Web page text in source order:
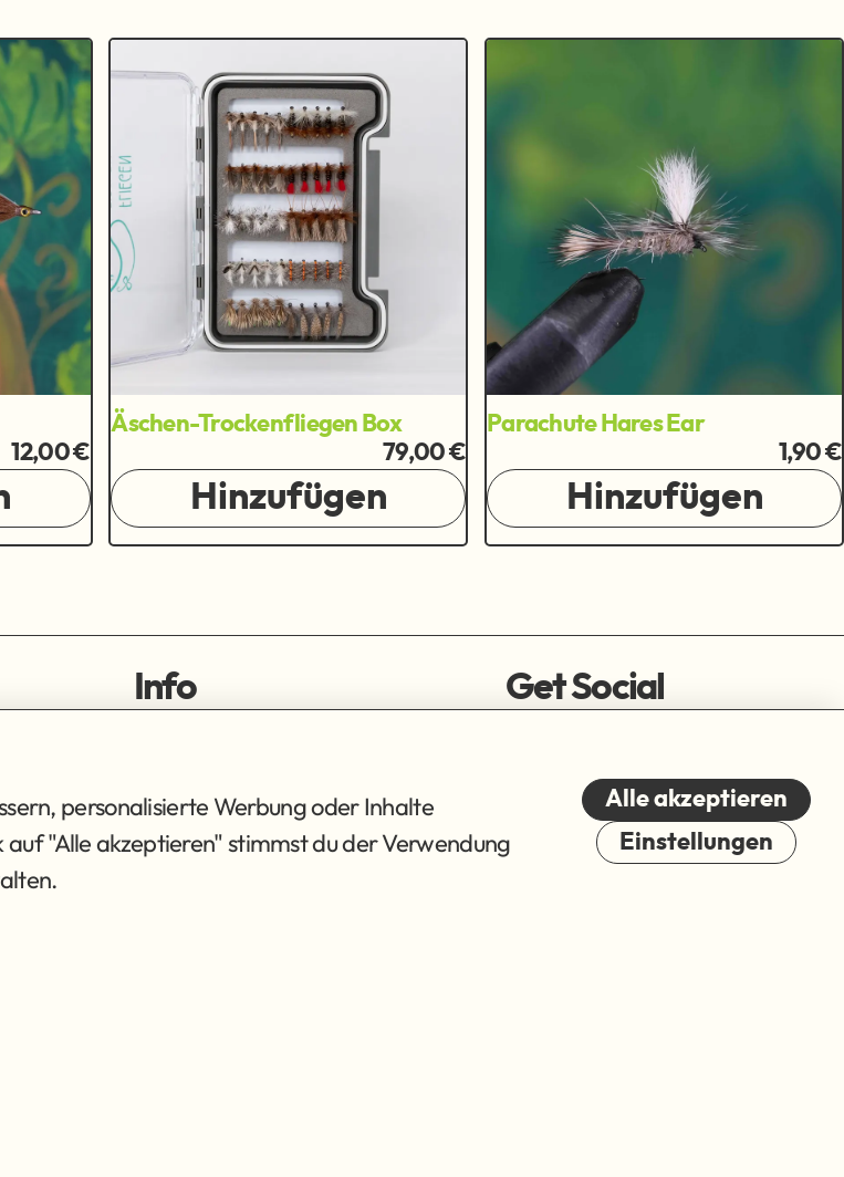
12,00 €
Äschen-Trockenfliegen Box
79,00 €
Hinzufügen
Parachute Hares Ear
1,90 €
Hinzufügen
Info
AGB
Get Social
Cookies
personalisierte Werbung oder Inhalte
"Alle akzeptieren" stimmst du der Verwendung
Alle akzeptieren
Einstellungen